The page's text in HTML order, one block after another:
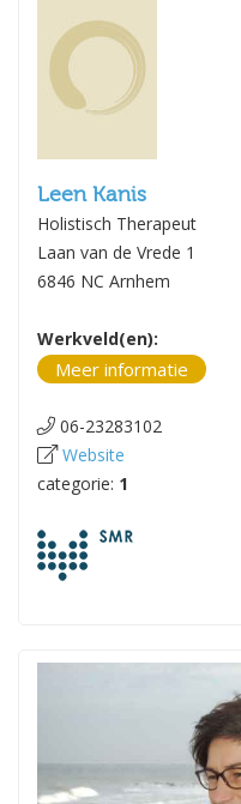
Leen Kanis
Holistisch Therapeut
Laan van de Vrede 1
6846 NC Arnhem
Werkveld(en):
Meer informatie
06-23283102
Website
categorie: 1